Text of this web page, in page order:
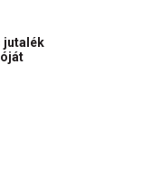
jutalék